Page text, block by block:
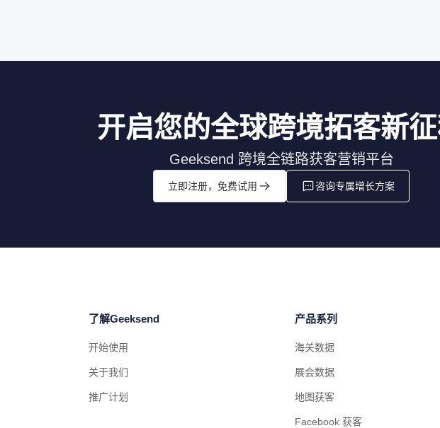
开启您的全球跨境拓客新
Geeksend 跨境全链路获客营销平台
立即注册，免费试用 咨询专属增长方案
了解Geeksend
开始使用
关于我们
推广计划
产品系列
海关数据
展会数据
地图获客
Facebook 获客